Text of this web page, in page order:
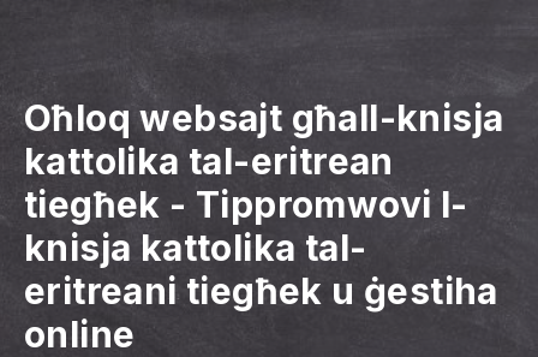
Oħloq websajt għall-knisja
kattolika tal-eritrean
tiegħek - Tippromwovi l-
knisja kattolika tal-
eritreani tiegħek u ġestiha
online